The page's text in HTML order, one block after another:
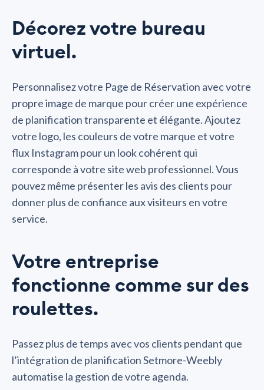
Décorez votre bureau
virtuel.
Personnalisez votre Page de Réservation avec votre
propre image de marque pour créer une expérience
de planification transparente et élégante. Ajoutez
votre logo, les couleurs de votre marque et votre
flux Instagram pour un look cohérent qui
corresponde à votre site web professionnel. Vous
pouvez même présenter les avis des clients pour
donner plus de confiance aux visiteurs en votre
service.
Votre entreprise
fonctionne comme sur des
roulettes.
Passez plus de temps avec vos clients pendant que
l’intégration de planification Setmore-Weebly
automatise la gestion de votre agenda.